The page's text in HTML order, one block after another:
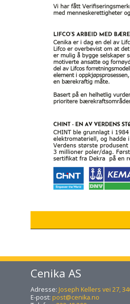
Cenika AS
Adresse: Joseph Kellers vei 27,
E-post: post@cenika.no